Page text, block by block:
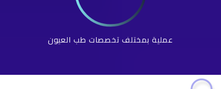
عملية بمختلف تخصصات طب العيون